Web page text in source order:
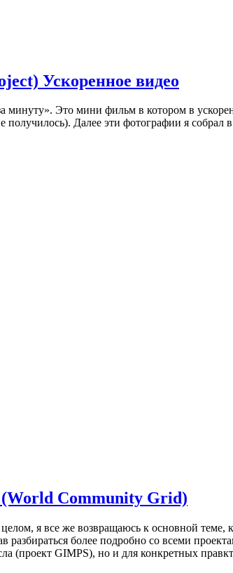
Ускоренное видео
минуту». Это мини фильм в котором в
Далее эти фотографии я собрал
Community Grid)
я все же возвращаюсь к основной теме,
более подробно со всеми
GIMPS), но и для конкретных